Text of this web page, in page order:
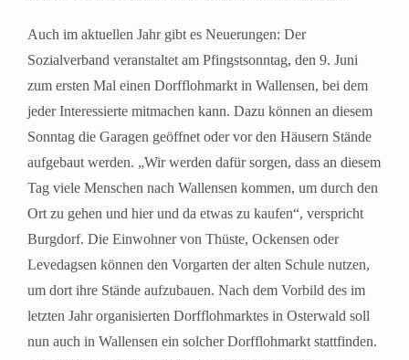
Auch im aktuellen Jahr gibt es Neuerungen: Der
Sozialverband veranstaltet am Pfingstsonntag, den 9. Juni
zum ersten Mal einen Dorfflohmarkt in Wallensen, bei dem
jeder Interessierte mitmachen kann. Dazu können an diesem
Sonntag die Garagen geöffnet oder vor den Häusern Stände
aufgebaut werden. „Wir werden dafür sorgen, dass an diesem
Tag viele Menschen nach Wallensen kommen, um durch den
Ort zu gehen und hier und da etwas zu kaufen“, verspricht
Burgdorf. Die Einwohner von Thüste, Ockensen oder
Levedagsen können den Vorgarten der alten Schule nutzen,
um dort ihre Stände aufzubauen. Nach dem Vorbild des im
letzten Jahr organisierten Dorfflohmarktes in Osterwald soll
nun auch in Wallensen ein solcher Dorfflohmarkt stattfinden.